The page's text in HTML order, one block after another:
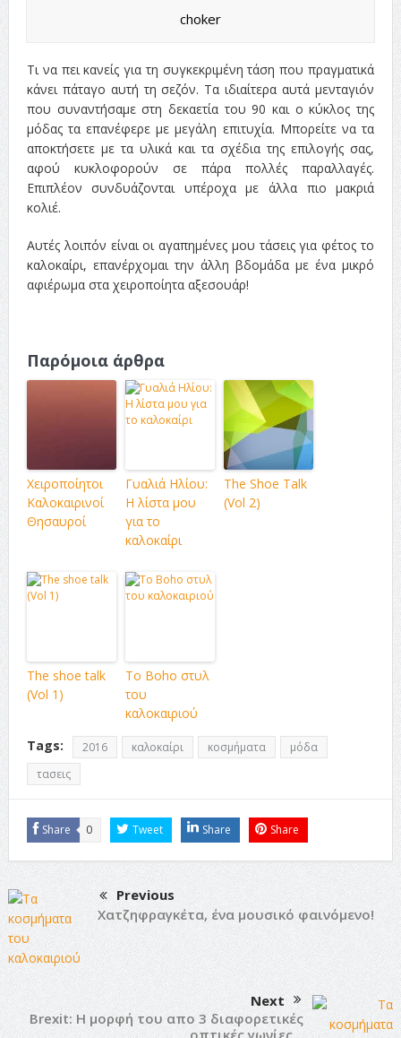
choker
Τι να πει κανείς για τη συγκεκριμένη τάση που πραγματικά
κάνει πάταγο αυτή τη σεζόν. Τα ιδιαίτερα αυτά μενταγιόν
που συναντήσαμε στη δεκαετία του 90 και ο κύκλος της
μόδας τα επανέφερε με μεγάλη επιτυχία. Μπορείτε να τα
αποκτήσετε με τα υλικά και τα σχέδια της επιλογής σας,
αφού κυκλοφορούν σε πάρα πολλές παραλλαγές.
Επιπλέον συνδυάζονται υπέροχα με άλλα πιο μακριά
κολιέ.
Αυτές λοιπόν είναι οι αγαπημένες μου τάσεις για φέτος το
καλοκαίρι, επανέρχομαι την άλλη βδομάδα με ένα μικρό
αφιέρωμα στα χειροποίητα αξεσουάρ!
Παρόμοια άρθρα
Χειροποίητοι
Καλοκαιρινοί
Θησαυροί
Γυαλιά Ηλίου:
Η λίστα μου
για το
καλοκαίρι
The Shoe Talk
(Vol 2)
The shoe talk
(Vol 1)
Το Boho στυλ
του
καλοκαιριού
Tags:
2016 καλοκαίρι κοσμήματα
μόδα
τασεις
Share 0 Tweet Share Share
Previous
Χατζηφραγκέτα, ένα μουσικό φαινόμενο!
Next
Brexit: Η μορφή του απο 3 διαφορετικές
οπτικές γωνίες…